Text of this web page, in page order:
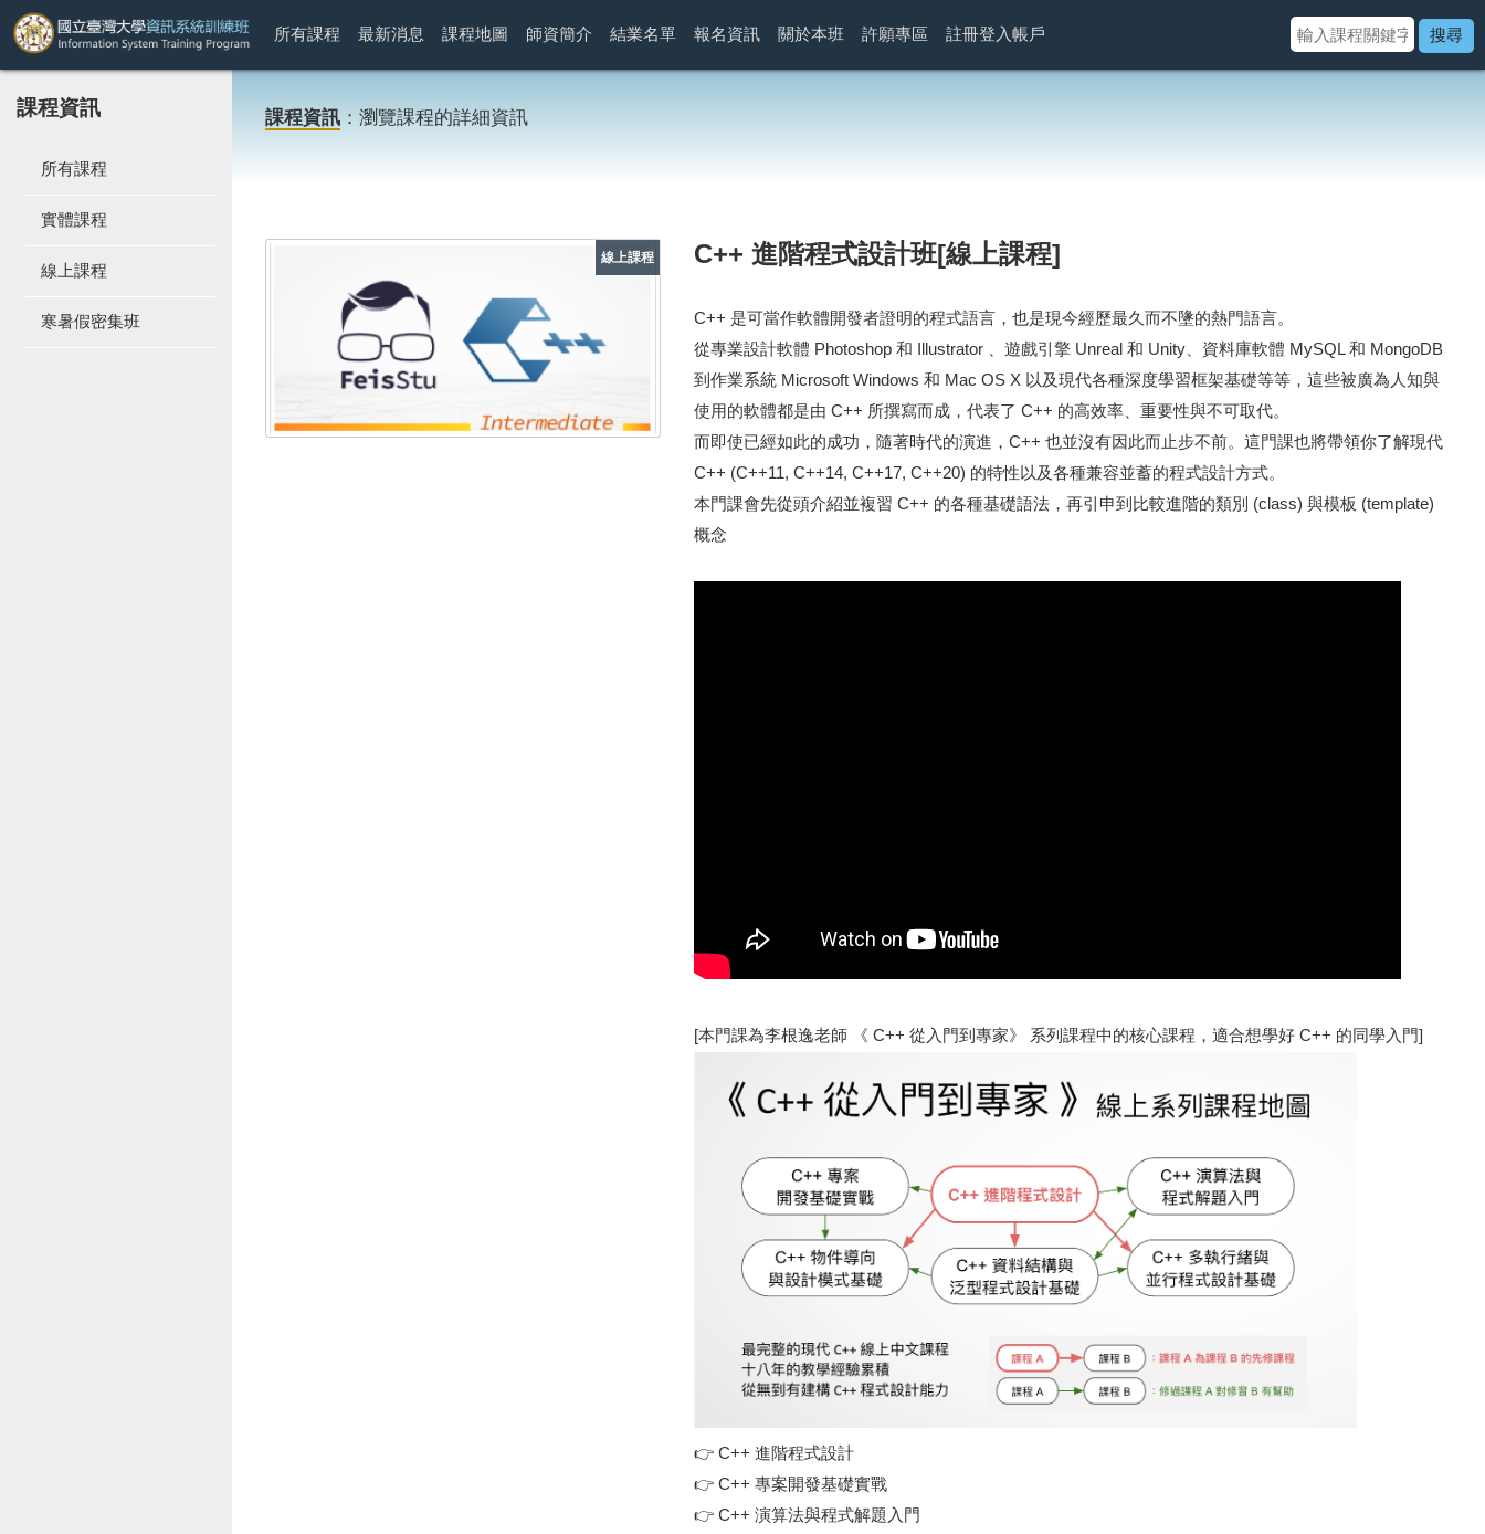
所有課程 最新消息 課程地圖 師資簡介 結業名單 報名資訊 關於本班 許願專區 註冊登入帳戶 搜尋
課程資訊
所有課程
實體課程
線上課程
寒暑假密集班
課程資訊 ：瀏覽課程的詳細資訊
線上課程 C++ 進階程式設計班[線上課程]
C++ 是可當作軟體開發者證明的程式語言，也是現今經歷最久而不墬的熱門語言。
從專業設計軟體 Photoshop 和 Illustrator 、遊戲引擎 Unreal 和 Unity、資料庫軟體 MySQL 和 MongoDB
到作業系統 Microsoft Windows 和 Mac OS X 以及現代各種深度學習框架基礎等等，這些被廣為人知與
使用的軟體都是由 C++ 所撰寫而成，代表了 C++ 的高效率、重要性與不可取代。
而即使已經如此的成功，隨著時代的演進，C++ 也並沒有因此而止步不前。這門課也將帶領你了解現代
C++ (C++11, C++14, C++17, C++20) 的特性以及各種兼容並蓄的程式設計方式。
本門課會先從頭介紹並複習 C++ 的各種基礎語法，再引申到比較進階的類別 (class) 與模板 (template)
概念
[本門課為李根逸老師 《 C++ 從入門到專家》 系列課程中的核心課程，適合想學好 C++ 的同學入門]
👉 C++ 進階程式設計
👉 C++ 專案開發基礎實戰
👉 C++ 演算法與程式解題入門